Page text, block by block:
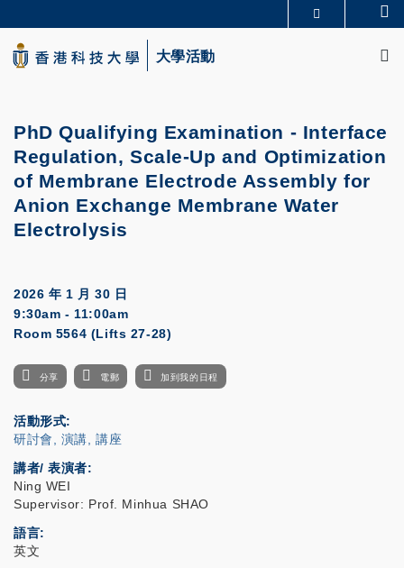
to
main
content
生活@科大
大學活動
PhD Qualifying Examination - Interface
Regulation, Scale-Up and Optimization
of Membrane Electrode Assembly for
Anion Exchange Membrane Water
Electrolysis
2026 年 1 月 30 日
9:30am - 11:00am
Room 5564 (Lifts 27-28)
分享 電郵 加到我的日程
活動形式
研討會, 演講, 講座
講者/ 表演者:
Ning WEI
Supervisor: Prof. Minhua SHAO
語言
英文